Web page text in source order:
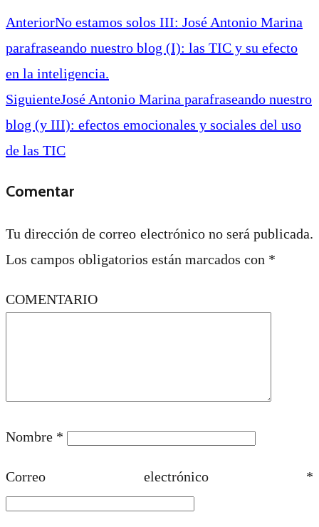
AnteriorNo estamos solos III: José Antonio Marina
parafraseando nuestro blog (I): las TIC y su efecto
en la inteligencia.
SiguienteJosé Antonio Marina parafraseando nuestro
blog (y III): efectos emocionales y sociales del uso
de las TIC
Comentar
Tu dirección de correo electrónico no será publicada.
Los campos obligatorios están marcados con *
COMENTARIO
Nombre *
Correo electrónico *